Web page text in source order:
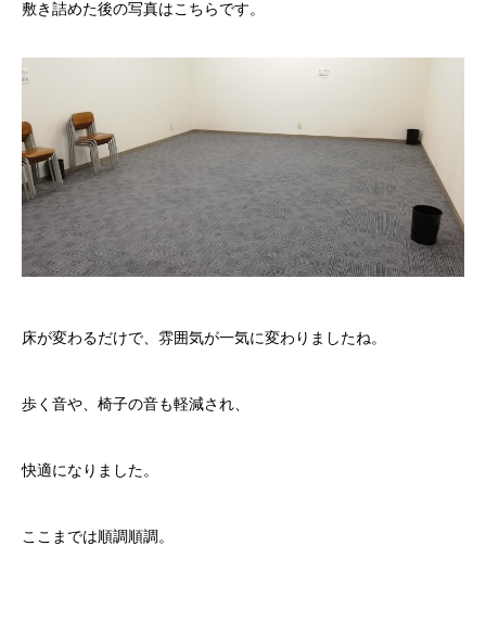
敷き詰めた後の写真はこちらです。
床が変わるだけで、雰囲気が一気に変わりましたね。
歩く音や、椅子の音も軽減され、
快適になりました。
ここまでは順調順調。